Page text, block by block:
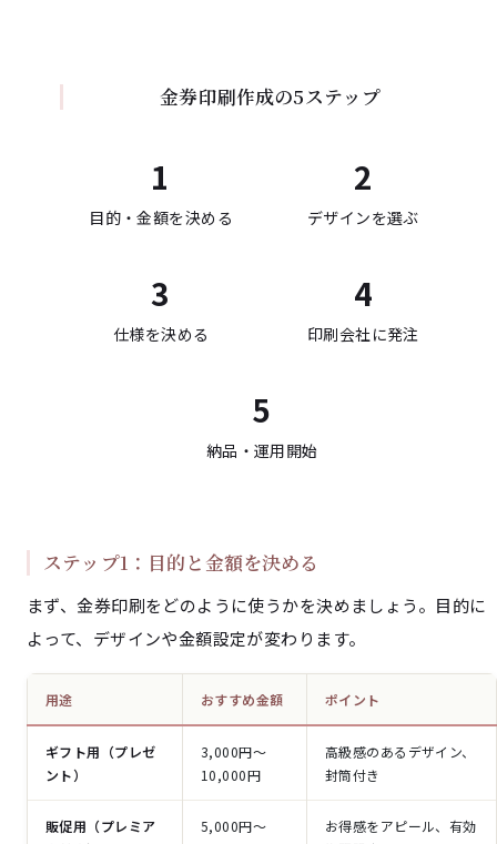
金券印刷作成の5ステップ
1
目的・金額を決める
2
デザインを選ぶ
3
仕様を決める
4
印刷会社に発注
5
納品・運用開始
ステップ1：目的と金額を決める
まず、金券印刷をどのように使うかを決めましょう。目的に
よって、デザインや金額設定が変わります。
用途 おすすめ金額 ポイント
ギフト用（プレゼ
ント）
3,000円〜
10,000円
高級感のあるデザイン、
封筒付き
販促用（プレミア
5,000円〜
お得感をアピール、有効